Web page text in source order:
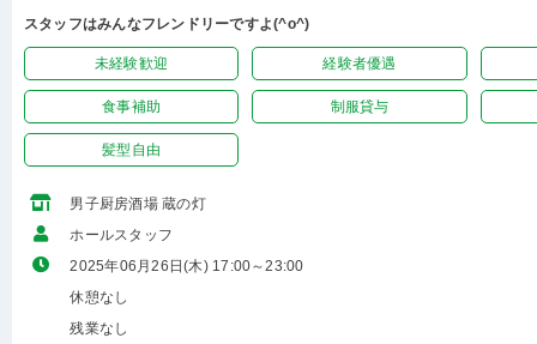
スタッフはみんなフレンドリーですよ(^o^)
未経験歓迎 経験者優遇
食事補助 制服貸与
髪型自由
男子厨房酒場 蔵の灯
ホールスタッフ
2025年06月26日(木) 17:00～23:00
休憩なし
残業なし